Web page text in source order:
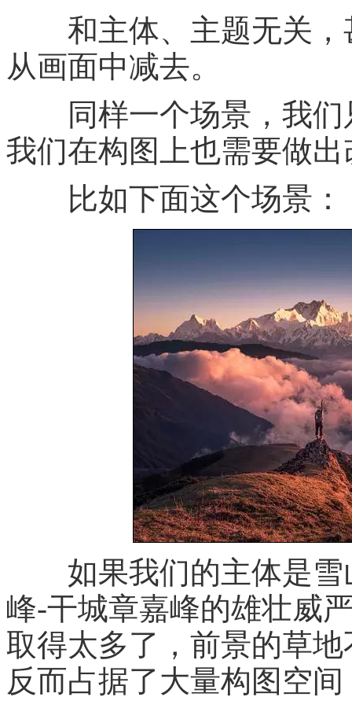
和主体、主题无关，
从画面中减去。
同样一个场景，我们
我们在构图上也需要做出
比如下面这个场景：
如果我们的主体是雪
峰-干城章嘉峰的雄壮威
取得太多了，前景的草
反而占据了大量构图空